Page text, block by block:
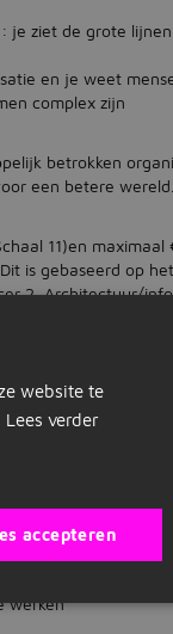
je ziet de grote
en je weet
complex zijn
betrokken
een betere
11)en
is gebaseerd op
2, Architectuur/
een
je op jaarbasis
inclusief extra
werken
website te
Lees verder
accepteren